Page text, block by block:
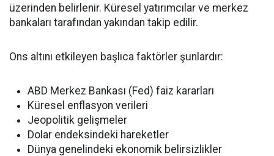
üzerinden belirlenir. Küresel yatırımcılar ve merkez
bankaları tarafından yakından takip edilir.
Ons altını etkileyen başlıca faktörler şunlardır:
ABD Merkez Bankası (Fed) faiz kararları
Küresel enflasyon verileri
Jeopolitik gelişmeler
Dolar endeksindeki hareketler
Dünya genelindeki ekonomik belirsizlikler